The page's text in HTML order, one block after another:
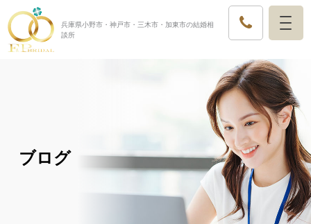
兵庫県小野市・神戸市・三木市・加東市の結婚相
談所
ブログ